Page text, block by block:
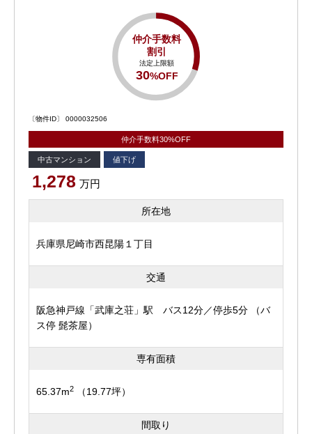
仲介手数料
割引
法定上限額
30%OFF
〔物件ID〕 0000032506
仲介手数料30%OFF
中古マンション 値下げ
1,278 万円
所在地
兵庫県尼崎市西昆陽１丁目
交通
阪急神戸線「武庫之荘」駅 バス12分／停歩5分 （バ
ス停 髭茶屋）
専有面積
65.37m2 （19.77坪）
間取り